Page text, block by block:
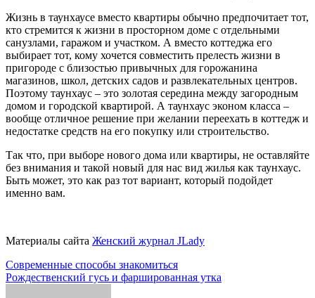
Жизнь в таунхаусе вместо квартиры обычно предпочитает тот,
кто стремится к жизни в просторном доме с отдельными
санузлами, гаражом и участком. А вместо коттеджа его
выбирает тот, кому хочется совместить прелесть жизни в
пригороде с близостью привычных для горожанина
магазинов, школ, детских садов и развлекательных центров.
Поэтому таунхаус – это золотая середина между загородным
домом и городской квартирой. А таунхаус эконом класса –
вообще отличное решение при желании переехать в коттедж и
недостатке средств на его покупку или строительство.
Так что, при выборе нового дома или квартиры, не оставляйте
без внимания и такой новый для нас вид жилья как таунхаус.
Быть может, это как раз тот вариант, который подойдет
именно вам.
Материалы сайта Женский журнал JLady
Навигация
по
Современные способы знакомиться
Рождественский гусь и фаршированная утка